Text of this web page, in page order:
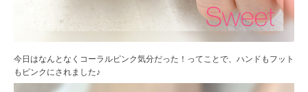
今日はなんとなくコーラルピンク気分だった！ってことで、ハンドもフット
もピンクにされました♪